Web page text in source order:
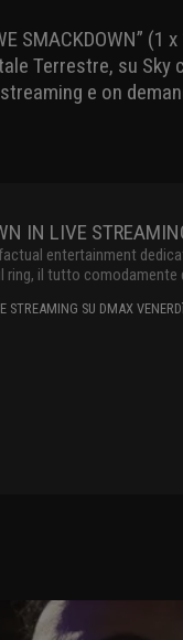
SMACKDOWN”
Terrestre, su Sky
e on
IN LIVE
entertainment
ring, il tutto comodamente
STREAMING SU DMAX